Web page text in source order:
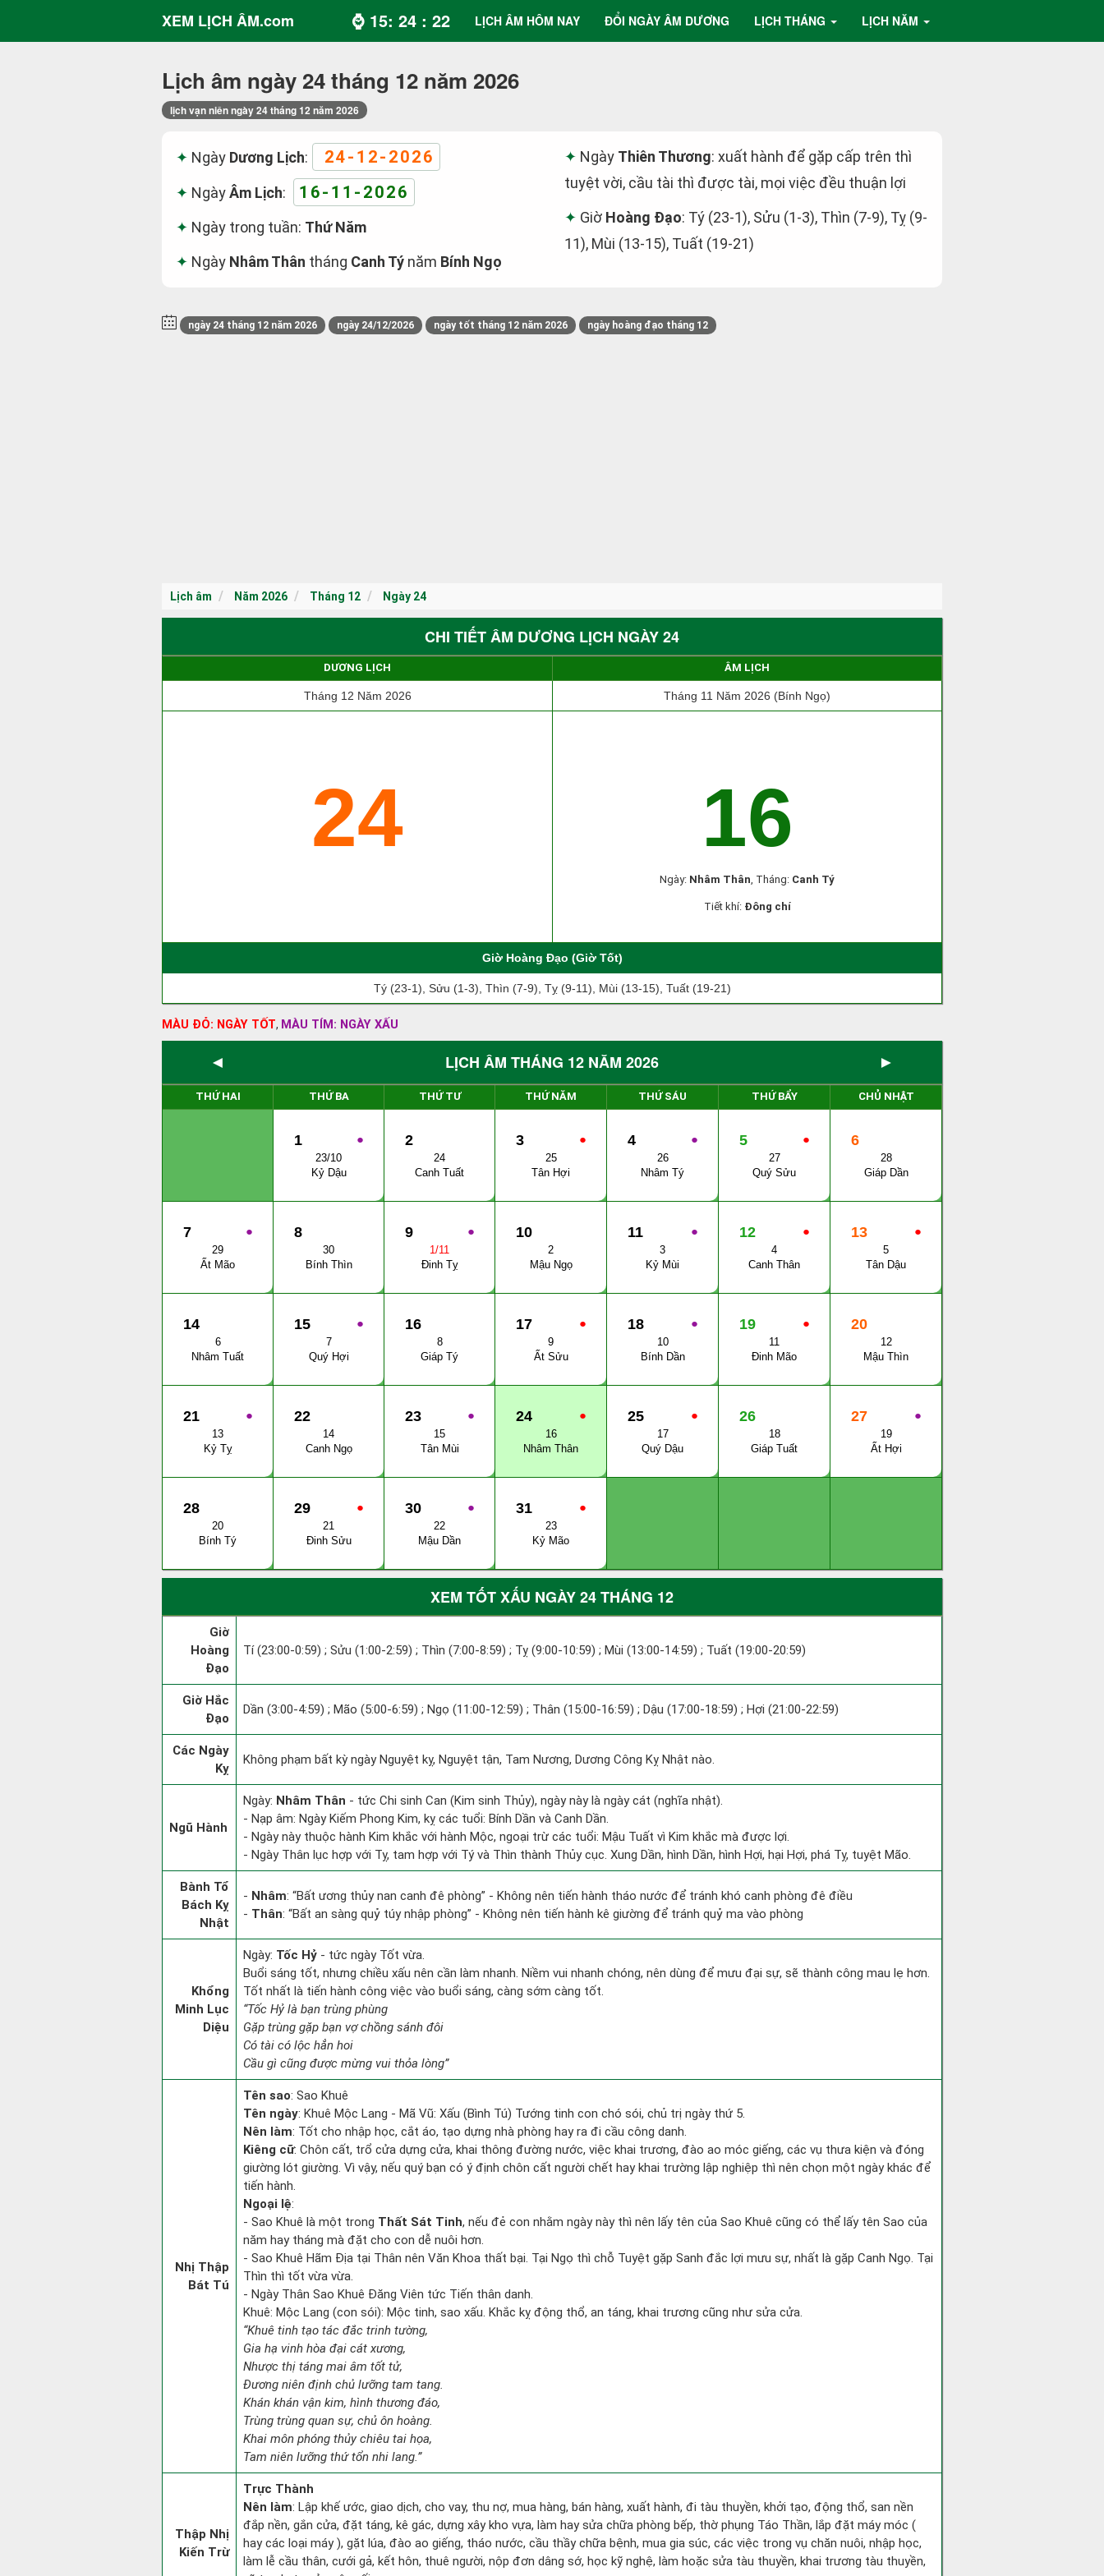
XEM LỊCH ÂM.com ⌚ 15: 24 : 22 LỊCH ÂM HÔM NAY ĐỔI NGÀY ÂM DƯƠNG LỊCH THÁNG LỊCH NĂM
Lịch âm ngày 24 tháng 12 năm 2026
lịch vạn niên ngày 24 tháng 12 năm 2026
Ngày Dương Lịch: 24-12-2026
NgàyÂm Lịch: 16-11-2026
Ngày trong tuần: Thứ Năm
Ngày Nhâm Thân tháng Canh Tý năm Bính Ngọ
Ngày Thiên Thương: xuất hành để gặp cấp trên thì
tuyệt vời, cầu tài thì được tài, mọi việc đều thuận lợi
Giờ Hoàng Đạo: Tý (23-1), Sửu (1-3), Thìn (7-9), Tỵ (9-
11), Mùi (13-15), Tuất (19-21)
ngày 24 tháng 12 năm 2026 ngày 24/12/2026 ngày tốt tháng 12 năm 2026 ngày hoàng đạo tháng 12
Lịch âm Năm 2026 Tháng 12 Ngày 24
CHI TIẾT ÂM DƯƠNG LỊCH NGÀY 24
DƯƠNG LỊCH ÂM LỊCH
Tháng 12 Năm 2026 Tháng 11 Năm 2026 (Bính Ngọ)
24 16
Ngày: Nhâm Thân, Tháng: Canh Tý
Tiết khí: Đông chí
Giờ Hoàng Đạo (Giờ Tốt)
Tý (23-1), Sửu (1-3), Thìn (7-9), Tỵ (9-11), Mùi (13-15), Tuất (19-21)
MÀU ĐỎ: NGÀY TỐT, MÀU TÍM: NGÀY XẤU
◄ LỊCH ÂM THÁNG 12 NĂM 2026 ►
THỨ HAI THỨ BA THỨ TƯ THỨ NĂM THỨ SÁU THỨ BẨY CHỦ NHẬT
●
1
23/10
Kỷ Dậu
2
24
Canh Tuất
●
3
25
Tân Hợi
●
4
26
Nhâm Tý
●
5
27
Quý Sửu
6
28
Giáp Dần
●
7
29
Ất Mão
8
30
Bính Thìn
●
9
1/11
Đinh Tỵ
10
2
Mậu Ngọ
●
11
3
Kỷ Mùi
●
12
4
Canh Thân
●
13
5
Tân Dậu
14
6
Nhâm Tuất
●
15
7
Quý Hợi
16
8
Giáp Tý
●
17
9
Ất Sửu
●
18
10
Bính Dần
●
19
11
Đinh Mão
20
12
Mậu Thìn
●
21
13
Kỷ Tỵ
22
14
Canh Ngọ
●
23
15
Tân Mùi
●
24
16
Nhâm Thân
●
25
17
Quý Dậu
26
18
Giáp Tuất
●
27
19
Ất Hợi
28
20
Bính Tý
●
29
21
Đinh Sửu
●
30
22
Mậu Dần
●
31
23
Kỷ Mão
XEM TỐT XẤU NGÀY 24 THÁNG 12
Giờ
Hoàng
Đạo
Tí (23:00-0:59) ; Sửu (1:00-2:59) ; Thìn (7:00-8:59) ; Tỵ (9:00-10:59) ; Mùi (13:00-14:59) ; Tuất (19:00-20:59)
Giờ Hắc
Đạo
Dần (3:00-4:59) ; Mão (5:00-6:59) ; Ngọ (11:00-12:59) ; Thân (15:00-16:59) ; Dậu (17:00-18:59) ; Hợi (21:00-22:59)
Các Ngày
Kỵ
Không phạm bất kỳ ngày Nguyệt kỵ, Nguyệt tận, Tam Nương, Dương Công Kỵ Nhật nào.
Ngũ Hành
Ngày: Nhâm Thân - tức Chi sinh Can (Kim sinh Thủy), ngày này là ngày cát (nghĩa nhật).
- Nạp âm: Ngày Kiếm Phong Kim, kỵ các tuổi: Bính Dần và Canh Dần.
- Ngày này thuộc hành Kim khắc với hành Mộc, ngoại trừ các tuổi: Mậu Tuất vì Kim khắc mà được lợi.
- Ngày Thân lục hợp với Tỵ, tam hợp với Tý và Thìn thành Thủy cục. Xung Dần, hình Dần, hình Hợi, hại Hợi, phá Tỵ, tuyệt Mão.
Bành Tổ
Bách Kỵ
Nhật
- Nhâm: “Bất ương thủy nan canh đê phòng” - Không nên tiến hành tháo nước để tránh khó canh phòng đê điều
- Thân: “Bất an sàng quỷ túy nhập phòng” - Không nên tiến hành kê giường để tránh quỷ ma vào phòng
Khổng
Minh Lục
Diệu
Ngày: Tốc Hỷ - tức ngày Tốt vừa.
Buổi sáng tốt, nhưng chiều xấu nên cần làm nhanh. Niềm vui nhanh chóng, nên dùng để mưu đại sự, sẽ thành công mau lẹ hơn.
Tốt nhất là tiến hành công việc vào buổi sáng, càng sớm càng tốt.
“Tốc Hỷ là bạn trùng phùng
Gặp trùng gặp bạn vợ chồng sánh đôi
Có tài có lộc hẳn hoi
Cầu gì cũng được mừng vui thỏa lòng”
Nhị Thập
Bát Tú
Tên sao: Sao Khuê
Tên ngày: Khuê Mộc Lang - Mã Vũ: Xấu (Bình Tú) Tướng tinh con chó sói, chủ trị ngày thứ 5.
Nên làm: Tốt cho nhập học, cắt áo, tạo dựng nhà phòng hay ra đi cầu công danh.
Kiêng cữ: Chôn cất, trổ cửa dựng cửa, khai thông đường nước, việc khai trương, đào ao móc giếng, các vụ thưa kiện và đóng
giường lót giường. Vì vậy, nếu quý bạn có ý định chôn cất người chết hay khai trường lập nghiệp thì nên chọn một ngày khác để
tiến hành.
Ngoại lệ:
- Sao Khuê là một trong Thất Sát Tinh, nếu đẻ con nhằm ngày này thì nên lấy tên của Sao Khuê cũng có thể lấy tên Sao của
năm hay tháng mà đặt cho con dễ nuôi hơn.
- Sao Khuê Hãm Địa tại Thân nên Văn Khoa thất bại. Tại Ngọ thì chỗ Tuyệt gặp Sanh đắc lợi mưu sự, nhất là gặp Canh Ngọ. Tại
Thìn thì tốt vừa vừa.
- Ngày Thân Sao Khuê Đăng Viên tức Tiến thân danh.
Khuê: Mộc Lang (con sói): Mộc tinh, sao xấu. Khắc kỵ động thổ, an táng, khai trương cũng như sửa cửa.
“Khuê tinh tạo tác đắc trinh tường,
Gia hạ vinh hòa đại cát xương,
Nhược thị táng mai âm tốt tử,
Đương niên định chủ lưỡng tam tang.
Khán khán vận kim, hình thương đáo,
Trùng trùng quan sự, chủ ôn hoàng.
Khai môn phóng thủy chiêu tai họa,
Tam niên lưỡng thứ tổn nhi lang.”
Thập Nhị
Kiến Trừ
Trực Thành
Nên làm: Lập khế ước, giao dịch, cho vay, thu nợ, mua hàng, bán hàng, xuất hành, đi tàu thuyền, khởi tạo, động thổ, san nền
đắp nền, gắn cửa, đặt táng, kê gác, dựng xây kho vựa, làm hay sửa chữa phòng bếp, thờ phụng Táo Thần, lắp đặt máy móc (
hay các loại máy ), gặt lúa, đào ao giếng, tháo nước, cầu thầy chữa bệnh, mua gia súc, các việc trong vụ chăn nuôi, nhập học,
làm lễ cầu thân, cưới gả, kết hôn, thuê người, nộp đơn dâng sớ, học kỹ nghệ, làm hoặc sửa tàu thuyền, khai trương tàu thuyền,